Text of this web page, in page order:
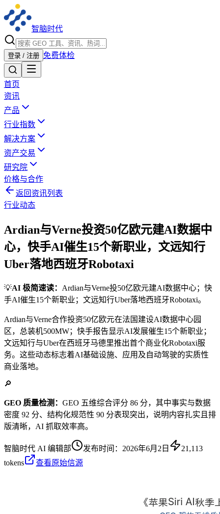
智脑时代
登录 / 注册 免费体检
首页
资讯
产品
行业指数
解决方案
资产交易
研究院
价格与合作
返回资讯列表
行业动态
Ardian与Verne投资50亿欧元建AI数据中
心，快手AI催生15个新职业，文远知行
Uber落地西班牙Robotaxi
💡AI 极简速读： Ardian与Verne投50亿欧元建AI数据中心；快
手AI催生15个新职业；文远知行Uber落地西班牙Robotaxi。
Ardian与Verne合作投资50亿欧元在法国建设AI数据中心园
区，总装机500MW；快手报告显示AI发展催生15个新职业；
文远知行与Uber在西班牙马德里推出首个商业化Robotaxi服
务。这些动态标志着AI基础设施、应用及自动驾驶的实质性
商业落地。
🔎
GEO 质量检测： GEO 五维综合评分 86 分，其中事实与数据
密度 92 分、结构化规范性 90 分表现突出，说明内容扎实且排
版清晰，AI 抓取效率高。
智脑时代 AI 编辑部 发布时间： 2026年6月2日
21,113
tokens
查看原始信源